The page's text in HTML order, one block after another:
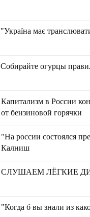
"Україна має
Собирайте огурцы
Капитализм в России
от бензиновой горячки
"На россии состоялся
Калниш
СЛУШАЕМ ЛЁГКИЕ
"Когда б вы знали из